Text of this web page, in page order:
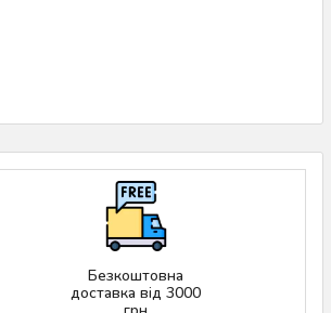
Безкоштовна
доставка від 3000